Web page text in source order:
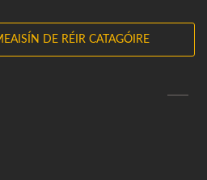
DE RÉIR CATAGÓIRE